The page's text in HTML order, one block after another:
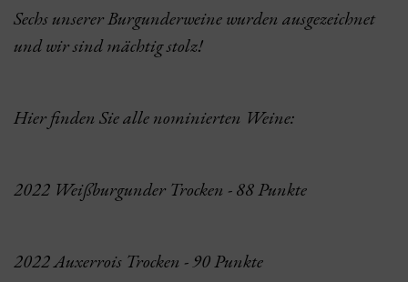
Sechs unserer Burgunderweine wurden ausgezeichnet
und wir sind mächtig stolz!
Hier finden Sie alle nominierten Weine:
2022 Weißburgunder Trocken - 88 Punkte
2022 Auxerrois Trocken - 90 Punkte